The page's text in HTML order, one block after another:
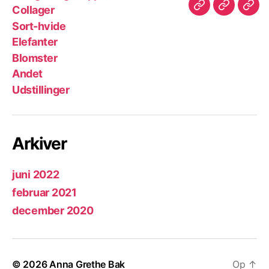
Collager
Sort-hvide
Elefanter
Blomster
Andet
Udstillinger
kroppe
hvide
Blomster
Andet
Arkiver
juni 2022
februar 2021
december 2020
© 2026Anna Grethe Bak Op ↑